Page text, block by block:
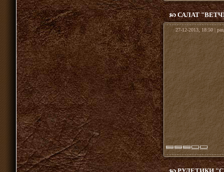
САЛАТ
27-12-2013, 18:50 |